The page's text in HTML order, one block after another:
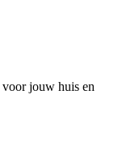
voor jouw huis en